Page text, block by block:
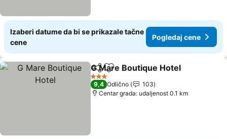
Izaberi datume da bi se prikazale tačne
cene
Pogledaj cene
Deli Dodati u favorite
G Mare Boutique Hotel
3 Zvezdice
9,4 Odlično
103
Centar grada: udaljenost 0.1 km